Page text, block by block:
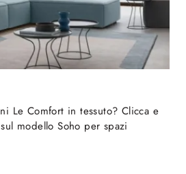
Le Comfort in tessuto? Clicca e
modello Soho per spazi